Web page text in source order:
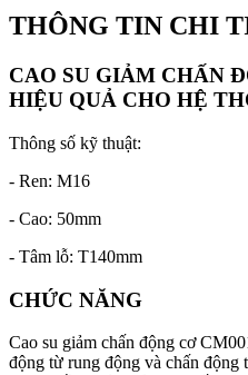
THÔNG TIN CHI
CAO SU GIẢM CHẤN
HIỆU QUẢ CHO HỆ
Thông số kỹ thuật:
- Ren: M16
- Cao: 50mm
- Tâm lỗ: T140mm
CHỨC NĂNG
Cao su giảm chấn động cơ
động từ rung động và chấn động